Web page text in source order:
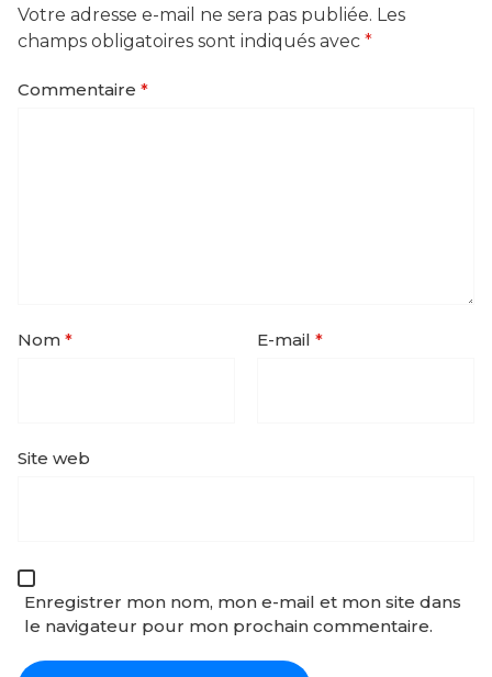
Votre adresse e-mail ne sera pas publiée. Les
champs obligatoires sont indiqués avec *
Commentaire *
Nom * E-mail *
Site web
Enregistrer mon nom, mon e-mail et mon site dans
le navigateur pour mon prochain commentaire.